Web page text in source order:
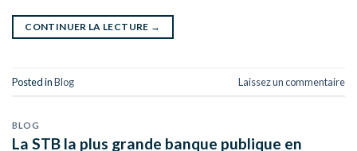
CONTINUER LA LECTURE →
Posted inBlog Laissez un commentaire
BLOG
La STB la plus grande banque publique en